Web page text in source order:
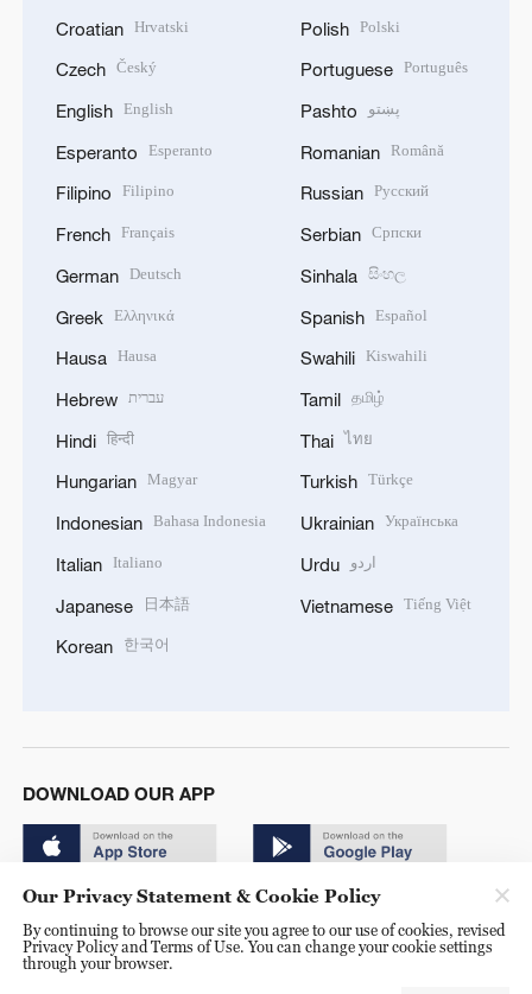
Croatian Hrvatski
Czech Český
English English
Esperanto Esperanto
Filipino Filipino
French Français
German Deutsch
Greek Ελληνικά
Hausa Hausa
Hebrew עברית
Hindi हिन्दी
Hungarian Magyar
Indonesian Bahasa Indonesia
Italian Italiano
Japanese 日本語
Korean 한국어
Polish Polski
Portuguese Português
Pashto پښتو
Romanian Română
Russian Русский
Serbian Српски
Sinhala සිංහල
Spanish Español
Swahili Kiswahili
Tamil தமிழ்
Thai ไทย
Turkish Türkçe
Ukrainian Українська
Urdu اردو
Vietnamese Tiếng Việt
DOWNLOAD OUR APP
© China Radio International.CRI. All Rights Reserved. 16A
Our Privacy Statement & Cookie Policy
By continuing to browse our site you agree to our use of cookies, revised
Privacy Policy and Terms of Use. You can change your cookie settings
through your browser.